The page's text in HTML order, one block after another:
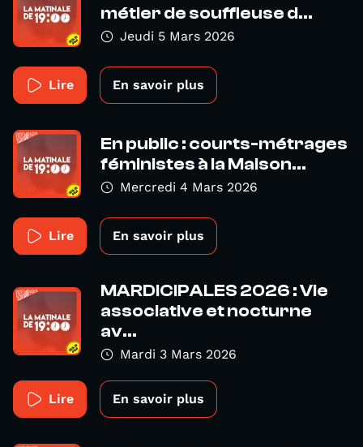
métier de souffleuse d...
Jeudi 5 Mars 2026
Lire En savoir plus
En public : courts-métrages
féministes à la Maison...
Mercredi 4 Mars 2026
Lire En savoir plus
MARDICIPALES 2026 : Vie
associative et nocturne
av...
Mardi 3 Mars 2026
Lire En savoir plus